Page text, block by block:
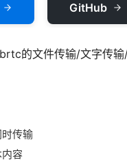
GitHub
的文件传输/文字传输
传输
容